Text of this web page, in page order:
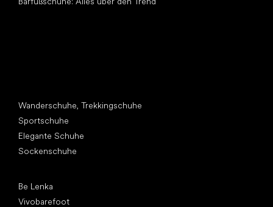
Wanderschuhe, Trekkingschuhe
Sportschuhe
Elegante Schuhe
Sockenschuhe
Be Lenka
Vivobarefoot